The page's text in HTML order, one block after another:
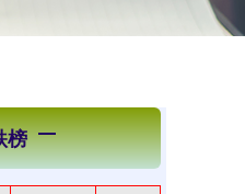
榜